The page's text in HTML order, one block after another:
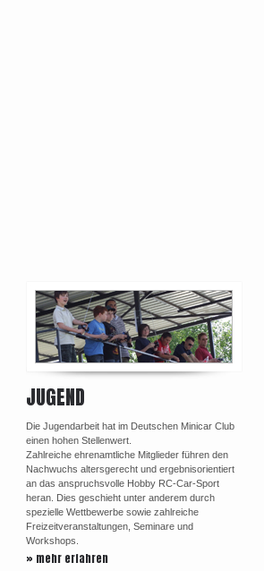
JUGEND
Die Jugendarbeit hat im Deutschen Minicar Club
einen hohen Stellenwert.
Zahlreiche ehrenamtliche Mitglieder führen den
Nachwuchs altersgerecht und ergebnisorientiert
an das anspruchsvolle Hobby RC-Car-Sport
heran. Dies geschieht unter anderem durch
spezielle Wettbewerbe sowie zahlreiche
Freizeitveranstaltungen, Seminare und
Workshops.
» mehr erfahren